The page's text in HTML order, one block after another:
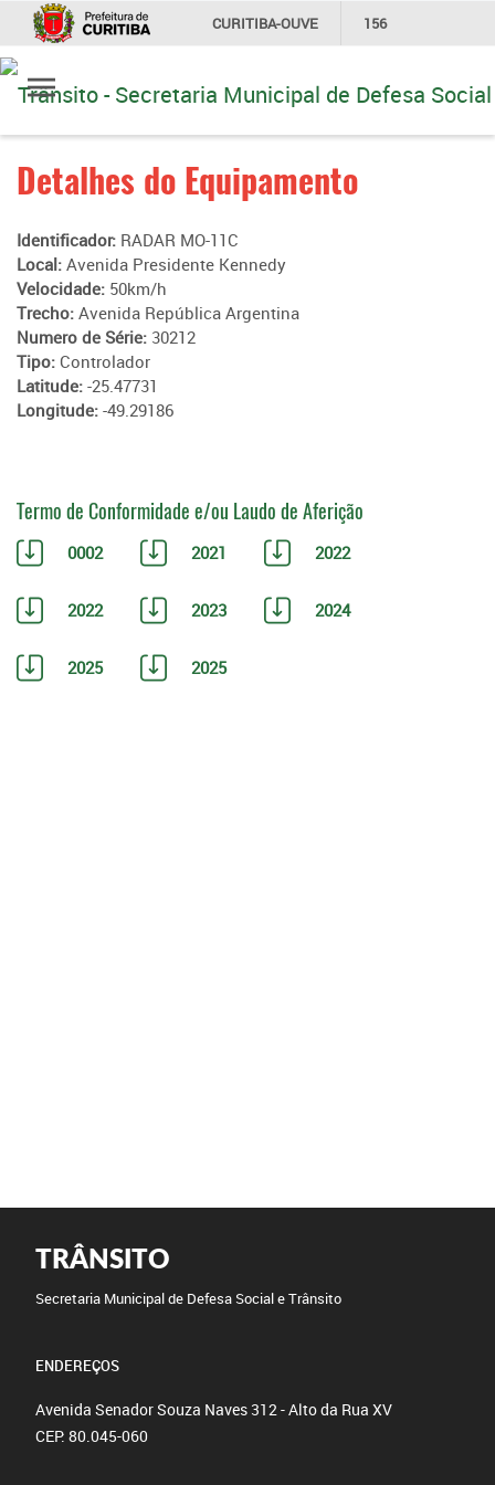
CURITIBA-OUVE 156
Ir
para
conteúdo
Detalhes do Equipamento
Identificador: RADAR MO-11C
Local: Avenida Presidente Kennedy
Velocidade: 50km/h
Trecho: Avenida República Argentina
Numero de Série: 30212
Tipo: Controlador
Latitude: -25.47731
Longitude: -49.29186
Termo de Conformidade e/ou Laudo de Aferição
0002 2021 2022
2022 2023 2024
2025 2025
TRÂNSITO
Secretaria Municipal de Defesa Social e Trânsito
ENDEREÇOS
Avenida Senador Souza Naves 312 - Alto da Rua XV
CEP: 80.045-060